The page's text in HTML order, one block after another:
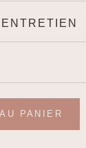
PANIER